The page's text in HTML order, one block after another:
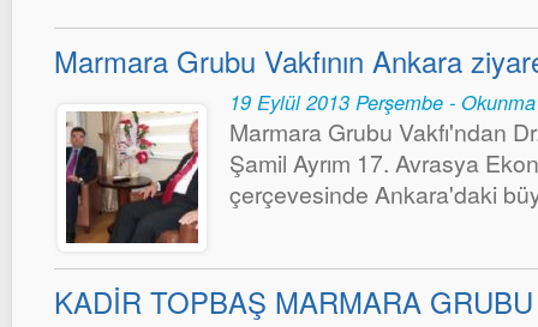
Marmara Grubu Vakfının Ankara
19 Eylül 2013 Perşembe -
Marmara Grubu Vakfı'ndan
Şamil Ayrım 17. Avrasya
çerçevesinde Ankara'daki
KADİR TOPBAŞ MARMARA